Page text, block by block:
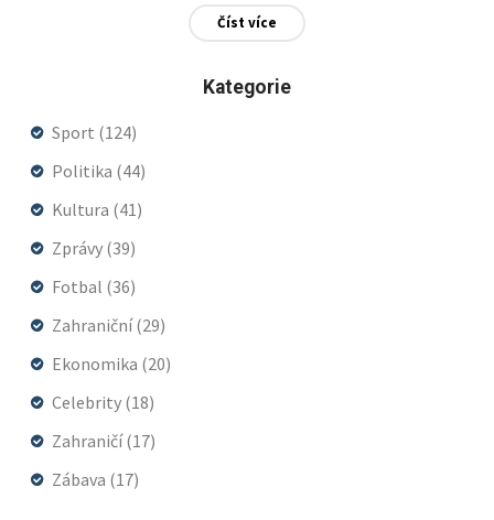
Číst více
Kategorie
Sport (124)
Politika (44)
Kultura (41)
Zprávy (39)
Fotbal (36)
Zahraniční(29)
Ekonomika (20)
Celebrity (18)
Zahraničí(17)
Zábava (17)